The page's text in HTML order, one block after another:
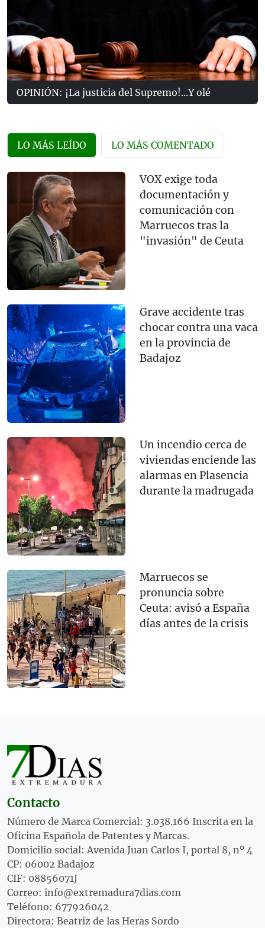
OPINIÓN: ¡La justicia del Supremo!...Y olé
LO MÁS LEÍDO LO MÁS COMENTADO
VOX exige toda
documentación y
comunicación con
Marruecos tras la
"invasión" de Ceuta
Grave accidente tras
chocar contra una vaca
en la provincia de
Badajoz
Un incendio cerca de
viviendas enciende las
alarmas en Plasencia
durante la madrugada
Marruecos se
pronuncia sobre
Ceuta: avisó a España
días antes de la crisis
Contacto
Número de Marca Comercial: 3.038.166 Inscrita en la
Oficina Española de Patentes y Marcas.
Domicilio social: Avenida Juan Carlos I, portal 8, nº 4
CP: 06002 Badajoz
CIF: 08856071J
Correo: info@extremadura7dias.com
Teléfono: 677926042
Directora: Beatriz de las Heras Sordo